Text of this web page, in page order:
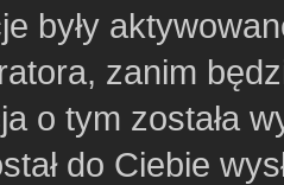
były
zanim
o tym została
do Ciebie